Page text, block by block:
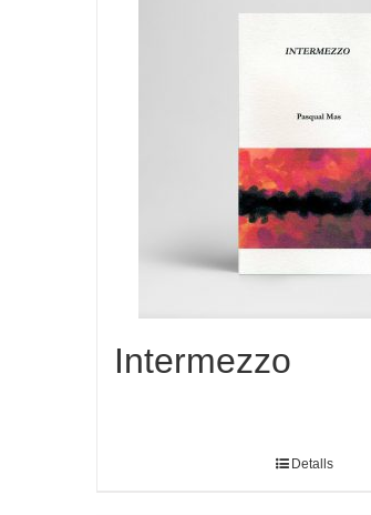
Intermezzo
Detalls